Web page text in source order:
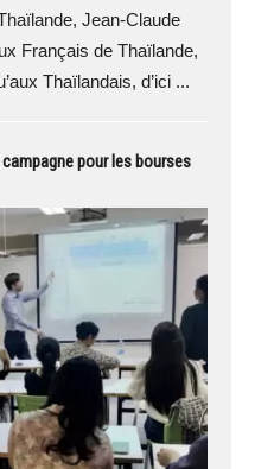
Jean-Claude
Français de Thaïlande,
Thaïlandais, d’ici ...
campagne pour les bourses